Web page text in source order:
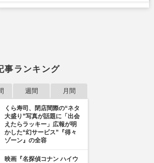
事ランキング
週間 月間
くら寿司、閉店間際の“ネタ
大盛り”写真が話題に「出会
えたらラッキー」広報が明
かした“幻サービス”『得々
ゾーン』の全容
映画『名探偵コナン ハイウ